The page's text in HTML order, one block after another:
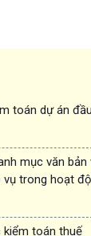
toán dự án
mục văn
vụ trong hoạt
kiểm toán thuế